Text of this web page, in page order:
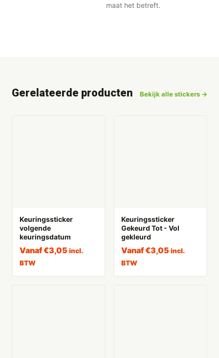
maat het betreft.
Gerelateerde producten Bekijk alle stickers →
Keuringssticker
volgende
keuringsdatum
Vanaf€3,05 incl.
BTW
Keuringssticker
Gekeurd Tot - Vol
gekleurd
Vanaf€3,05 incl.
BTW